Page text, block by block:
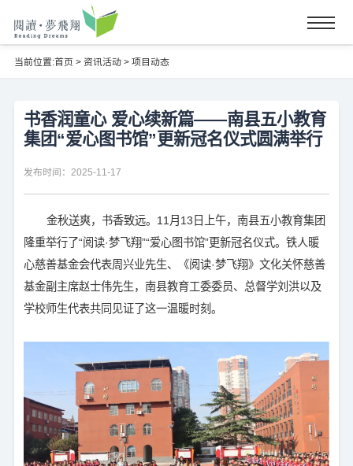
当前位置:首页 > 资讯活动> 项目动态
书香润童心 爱心续新篇——南县五小教育
集团“爱心图书馆”更新冠名仪式圆满举行
发布时间：2025-11-17
金秋送爽，书香致远。11月13日上午，南县五小教育集团
隆重举行了“阅读·梦飞翔”“爱心图书馆”更新冠名仪式。铁人暖
心慈善基金会代表周兴业先生、《阅读·梦飞翔》文化关怀慈善
基金副主席赵士伟先生，南县教育工委委员、总督学刘洪以及
学校师生代表共同见证了这一温暖时刻。